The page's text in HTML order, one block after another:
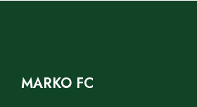
MARKO FC